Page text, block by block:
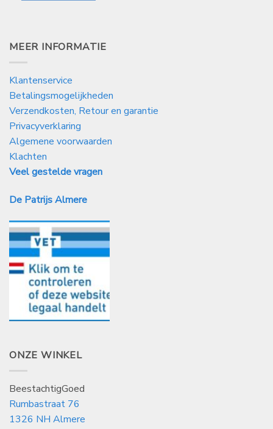
MEER INFORMATIE
Klantenservice
Betalingsmogelijkheden
Verzendkosten, Retour en garantie
Privacyverklaring
Algemene voorwaarden
Klachten
Veel gestelde vragen
De Patrijs Almere
ONZE WINKEL
BeestachtigGoed
Rumbastraat 76
1326 NH Almere